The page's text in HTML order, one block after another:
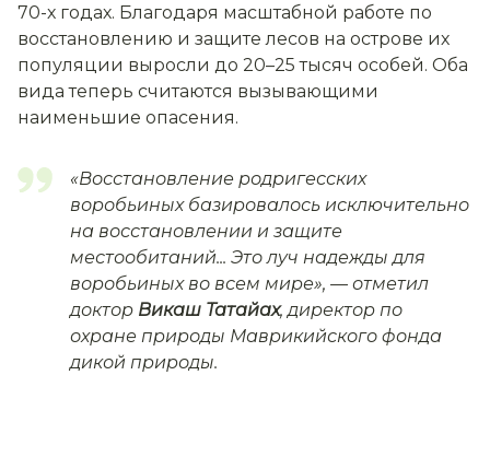
70-х годах. Благодаря масштабной работе по
восстановлению и защите лесов на острове их
популяции выросли до 20–25 тысяч особей. Оба
вида теперь считаются вызывающими
наименьшие опасения.
«Восстановление родригесских
воробьиных базировалось исключительно
на восстановлении и защите
местообитаний... Это луч надежды для
воробьиных во всем мире», — отметил
доктор Викаш Татайах, директор по
охране природы Маврикийского фонда
дикой природы.